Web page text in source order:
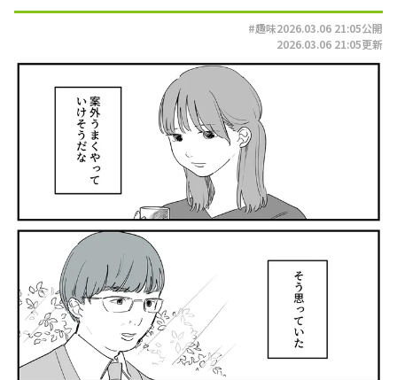
#趣味2026.03.06 21:05公開
2026.03.06 21:05更新